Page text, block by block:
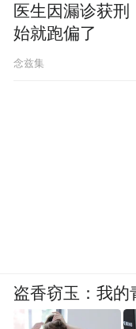
医生因漏诊获刑
始就跑偏了
念兹集
盗香窃玉：我的